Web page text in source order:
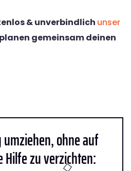
& unverbindlich unser
gemeinsam deinen
ohne auf
zu verzichten: